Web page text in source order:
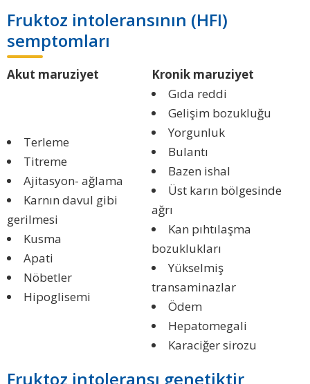
Fruktoz intoleransının (HFI)
semptomları
Akut maruziyet Kronik maruziyet
Terleme
Titreme
Ajitasyon- ağlama
Karnın davul gibi
gerilmesi
Kusma
Apati
Nöbetler
Hipoglisemi
Gıda reddi
Gelişim bozukluğu
Yorgunluk
Bulantı
Bazen ishal
Üst karın bölgesinde
ağrı
Kan pıhtılaşma
bozuklukları
Yükselmiş
transaminazlar
Ödem
Hepatomegali
Karaciğer sirozu
Fruktoz intoleransı genetiktir